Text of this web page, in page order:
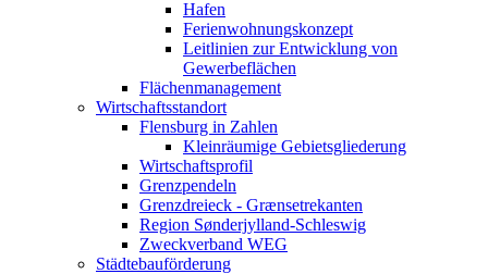
Hafen
Ferienwohnungskonzept
Leitlinien zur Entwicklung von
Gewerbeflächen
Flächenmanagement
Wirtschaftsstandort
Flensburg in Zahlen
Kleinräumige Gebietsgliederung
Wirtschaftsprofil
Grenzpendeln
Grenzdreieck - Grænsetrekanten
Region Sønderjylland-Schleswig
Zweckverband WEG
Städtebauförderung